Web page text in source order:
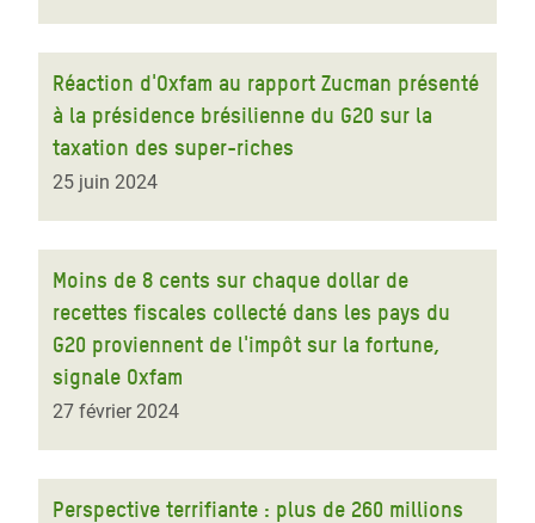
Réaction d'Oxfam au rapport Zucman présenté
à la présidence brésilienne du G20 sur la
taxation des super-riches
25 juin 2024
Moins de 8 cents sur chaque dollar de
recettes fiscales collecté dans les pays du
G20 proviennent de l'impôt sur la fortune,
signale Oxfam
27 février 2024
Perspective terrifiante : plus de 260 millions